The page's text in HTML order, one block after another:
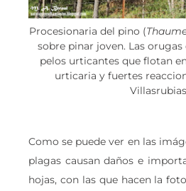
Procesionaria del pino (
sobre pinar joven. Las
pelos urticantes que flotan
urticaria y fuertes
Como se puede ver en las
plagas causan daños e
hojas, con las que hacen la